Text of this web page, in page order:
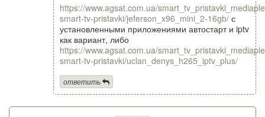
https://www.agsat.com.ua/
smart-tv-pristavki/jeferson_x96_mini_2-16gb/ с
установленными приложениями автостарт и iptv
как вариант, либо
https://www.agsat.com.ua/
smart-tv-pristavki/uclan_denys_h265_iptv_plus/
ответить